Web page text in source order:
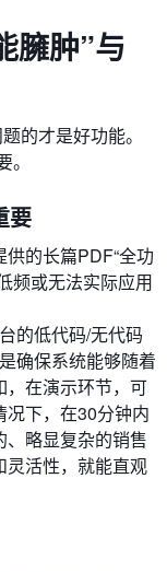
臃肿”与
的才是好功能。
要
的长篇PDF“全功
频或无法实际应用
的低代码/无代码
确保系统能够随着
，在演示环节，可
下，在30分钟内
略显复杂的销售
灵活性，就能直观